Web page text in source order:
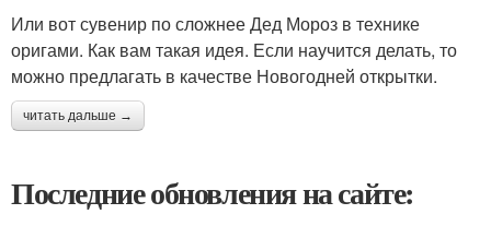
Или вот сувенир по сложнее Дед Мороз в технике
оригами. Как вам такая идея. Если научится делать, то
можно предлагать в качестве Новогодней открытки.
читать дальше →
Последние обновления на сайте: